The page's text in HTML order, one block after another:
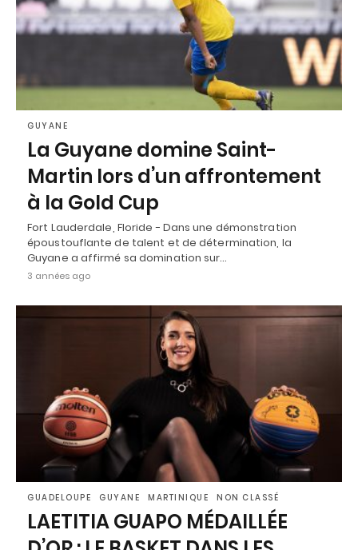
GUYANE
La Guyane domine Saint-
Martin lors d’un affrontement
à la Gold Cup
Fort Lauderdale, Floride - Dans une démonstration
époustouflante de talent et de détermination, la
Guyane a affirmé sa domination sur…
3 années ago
GUADELOUPE GUYANE MARTINIQUE NON CLASSÉ
LAETITIA GUAPO MÉDAILLÉE